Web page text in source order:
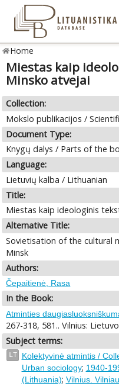
Home
Miestas kaip
Minsko atvejai
Collection:
Mokslo publikacijos /
Document Type:
Knygų dalys / Parts of the
Language:
Lietuvių kalba / Lithuanian
Title:
Miestas kaip ideologinis
Alternative Title:
Sovietisation of the cultural
Minsk
Authors:
Čepaitienė, Rasa
In the Book:
Atminties
267-318, 581.. Vilnius:
Subject terms:
LT Kolektyvinė atmintis /
Urban sociology; 1940-
(Lithuania); Vilnius.